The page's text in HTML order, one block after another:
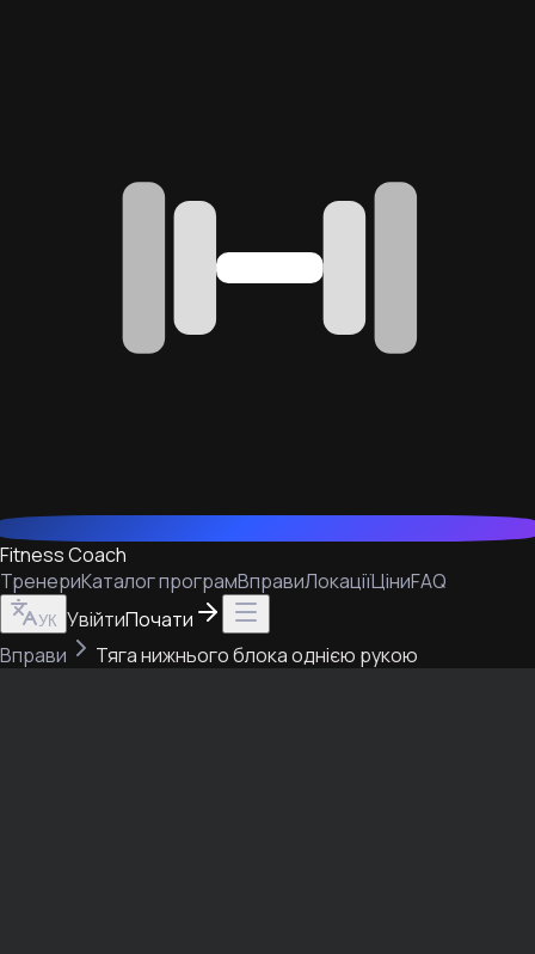
Fitness Coach
ТренериКаталог програмВправиЛокаціїЦіниFAQ
УК УвійтиПочати
Вправи
Тяга нижнього блока однією рукою